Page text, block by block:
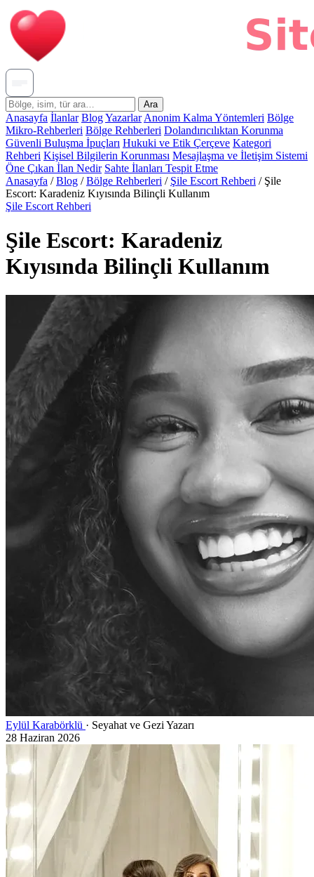
Ara
Anasayfa İlanlar BlogYazarlar Anonim Kalma Yöntemleri Bölge
Mikro-Rehberleri Bölge Rehberleri Dolandırıcılıktan Korunma
Güvenli Buluşma İpuçları Hukuki ve Etik Çerçeve Kategori
Rehberi Kişisel Bilgilerin Korunması Mesajlaşma ve İletişim Sistemi
Öne Çıkan İlan Nedir Sahte İlanları Tespit Etme
Anasayfa / Blog / Bölge Rehberleri / Şile Escort Rehberi / Şile
Escort: Karadeniz Kıyısında Bilinçli Kullanım
Şile Escort Rehberi
Şile Escort: Karadeniz
Kıyısında Bilinçli Kullanım
Eylül Karabörklü · Seyahat ve Gezi Yazarı
28 Haziran 2026